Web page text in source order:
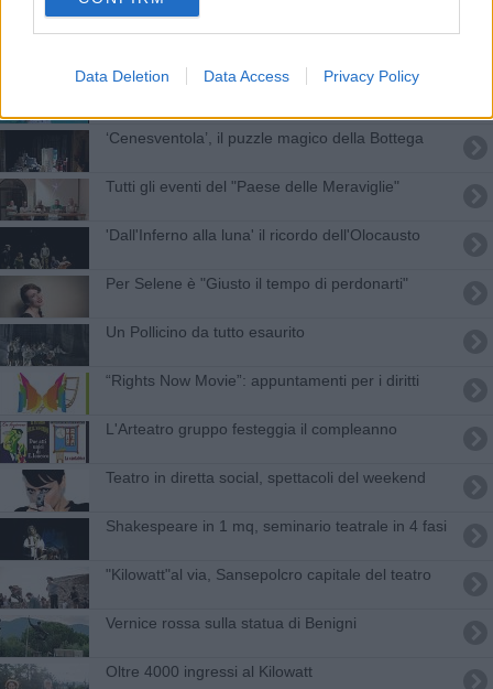
Data Deletion Data Access Privacy Policy
Emma Villas, vittoria contro Mondovì
‘Cenesventola’, il puzzle magico della Bottega
Tutti gli eventi del "Paese delle Meraviglie"
'Dall'Inferno alla luna' il ricordo dell'Olocausto
Per Selene è "Giusto il tempo di perdonarti"
Un Pollicino da tutto esaurito
“Rights Now Movie”: appuntamenti per i diritti
L'Arteatro gruppo festeggia il compleanno
Teatro in diretta social, spettacoli del weekend
​Shakespeare in 1 mq, seminario teatrale in 4 fasi
"Kilowatt"al via, Sansepolcro capitale del teatro
​Vernice rossa sulla statua di Benigni
Oltre 4000 ingressi al Kilowatt